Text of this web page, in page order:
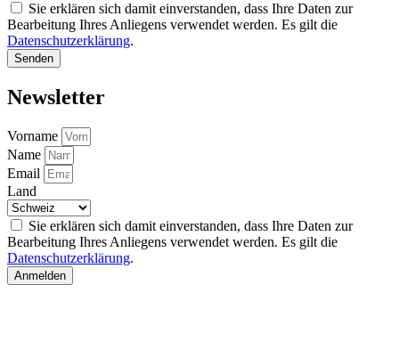
Sie erklären sich damit einverstanden, dass Ihre Daten zur
Bearbeitung Ihres Anliegens verwendet werden. Es gilt die
Datenschutzerklärung.
Senden
Newsletter
Vorname
Name
Email
Land
Sie erklären sich damit einverstanden, dass Ihre Daten zur
Bearbeitung Ihres Anliegens verwendet werden. Es gilt die
Datenschutzerklärung.
Anmelden